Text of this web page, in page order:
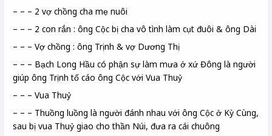
– – – 2 vợ chồng cha mẹ nuôi
– – – 2 con rắn : ông Cộc bị cha vô tình làm cụt đuôi & ông Dài
– – – Vợ chồng : ông Trịnh & vợ Dương Thị
– – – Bạch Long Hầu có phận sự làm mưa ở xứ Đông là người
giúp ông Trịnh tố cáo ông Cộc với Vua Thuỷ
– – – Vua Thuỷ
– – – Thuồng luồng là người đánh nhau với ông Cộc ở Kỳ Cùng,
sau bị vua Thuỷ giao cho thần Núi, đưa ra cái chuông